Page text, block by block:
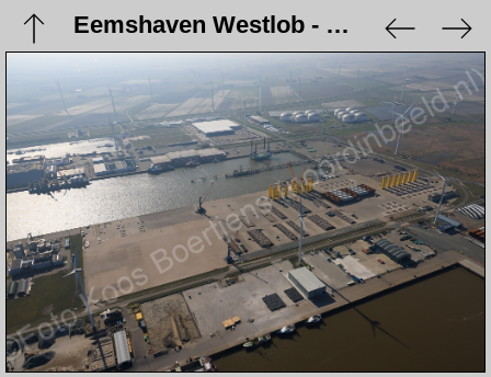
Eemshaven Westlob - 9 maart 2024